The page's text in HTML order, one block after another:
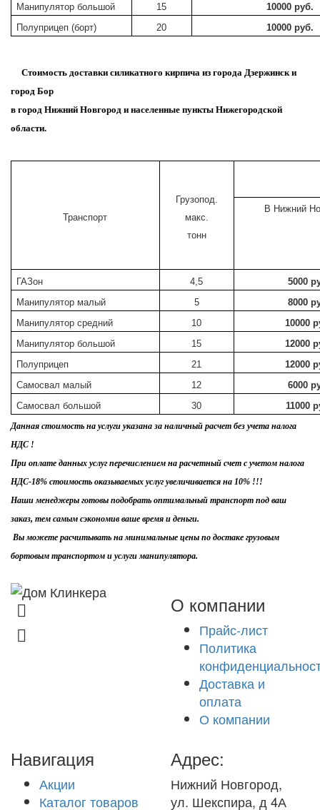
Манипулятор большой
15
10000 руб.
Полуприцеп (борт)
20 10000 руб.
Стоимость доставки силикатного кирпича из города Дзержинск и
город Бор
в город Нижний Новгород и населенные пункты Нижегородской
области.
Транспорт
Грузопод.
макс.
тонн
В Нижний
ГАЗон 4,5
5000
Манипулятор малый
5
8000
Манипулятор средний
10
10000
Манипулятор большой
15
12000
Полуприцеп
21
12000
Самосвал малый
12
6000
Самосвал большой
30 11000
Данная стоимость на услуги указана за наличный расчет без учета налога
НДС !
При оплате данных услуг перечислением на расчетный счет с учетом налога
НДС-18% стоимость оказываемых услуг увеличивается на 10% !!!
Наши менеджеры готовы подобрать оптимальный транспорт под ваш
заказ, тем самым сэкономив ваше время и деньги.
Вы можете расчитывать на минимальные цены по достаке грузовым
бортовым транспортом и услуги манипулятора.
О компании
Прайс-лист
Политика
Доставка и
оплата
О компании
Навигация
Акции
Каталог товаров
Адрес:
Нижний Новгород,
ул. Шекспира, д 4А